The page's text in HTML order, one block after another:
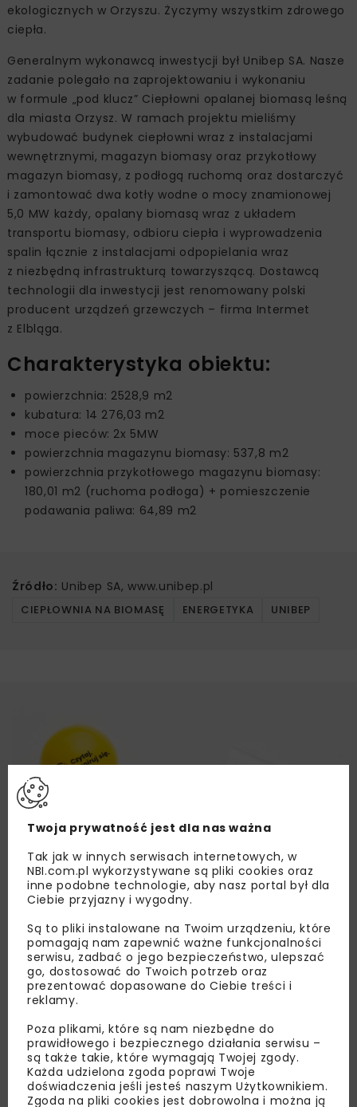
ekologicznych w Orzyszu. Życzymy wszystkim zdrowego
ciepła.
Generalnym wykonawcą inwestycji był Unibep SA. Nasze
zadanie polegało na zaprojektowaniu i wykonaniu
w formule „pod klucz” Ciepłowni opalanej biomasą leśną
dla miasta Orzysz. W ramach projektu mieliśmy
wybudować budynek ciepłowni wraz z instalacjami
wewnętrznymi, magazyn biomasy oraz przykotłowy
magazyn biomasy, z podłogą ruchomą oraz dostarczyć
i zamontować dwa kotły wodne o mocy znamionowej
5,0 MW każdy, opalany biomasą wraz z układem
transportu biomasy, odbioru ciepła i wyprowadzenia
spalin łącznie z instalacjami odpopielania wraz
z niezbędną infrastrukturą towarzyszącą. Dostawcą
technologii dla inwestycji jest renomowany polski
producent urządzeń grzewczych – firma Intermet
z Elbląga.
Charakterystyka obiektu:
powierzchnia: 2528,9 m2
kubatura: 14 276,03 m2
moce pieców: 2x 5MW
powierzchnia magazynu biomasy: 537,8 m2
powierzchnia przykotłowego magazynu biomasy:
180,01 m2 (ruchoma podłoga) + pomieszczenie
podawania paliwa: 64,89 m2
Źródło: Unibep SA, www.unibep.pl
CIEPŁOWNIA NA BIOMASĘ ENERGETYKA UNIBEP
Lubisz wiedzieć więcej?
Zapisz się do newslettera aby otrzymywać od
nas najlepsze informacje branżowe,
Twoja prywatność jest dla nas ważna
Tak jak w innych serwisach internetowych, w
NBI.com.pl wykorzystywane są pliki cookies oraz
inne podobne technologie, aby nasz portal był dla
Ciebie przyjazny i wygodny.
Są to pliki instalowane na Twoim urządzeniu, które
pomagają nam zapewnić ważne funkcjonalności
serwisu, zadbać o jego bezpieczeństwo, ulepszać
go, dostosować do Twoich potrzeb oraz
prezentować dopasowane do Ciebie treści i
reklamy.
Poza plikami, które są nam niezbędne do
prawidłowego i bezpiecznego działania serwisu –
są także takie, które wymagają Twojej zgody.
Każda udzielona zgoda poprawi Twoje
doświadczenia jeśli jesteś naszym Użytkownikiem.
Zgoda na pliki cookies jest dobrowolna i można ją